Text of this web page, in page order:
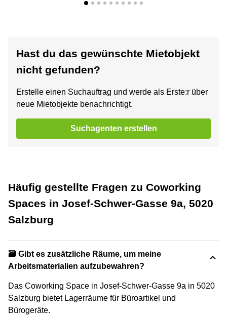
Hast du das gewünschte Mietobjekt
nicht gefunden?
Erstelle einen Suchauftrag und werde als Erste:r über
neue Mietobjekte benachrichtigt.
Suchagenten erstellen
Häufig gestellte Fragen zu Coworking
Spaces in Josef-Schwer-Gasse 9a, 5020
Salzburg
🗃️ Gibt es zusätzliche Räume, um meine
Arbeitsmaterialien aufzubewahren?
Das Coworking Space in Josef-Schwer-Gasse 9a in 5020
Salzburg bietet Lagerräume für Büroartikel und
Bürogeräte.